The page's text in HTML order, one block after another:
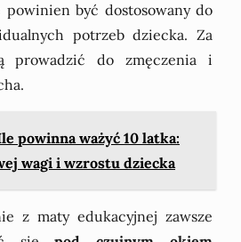
powinien być dostosowany do
potrzeb dziecka. Za
prowadzić do zmęczenia i
powinna ważyć 10 latka:
wagi i wzrostu dziecka
z maty edukacyjnej zawsze